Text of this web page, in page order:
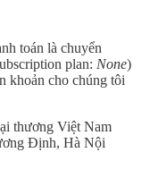
toán là chuyển
plan: None)
khoản cho chúng tôi
thương Việt Nam
Định, Hà Nội